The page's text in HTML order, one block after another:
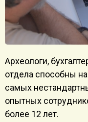
Археологи,
отдела способны
самых
опытных
более 12 лет.